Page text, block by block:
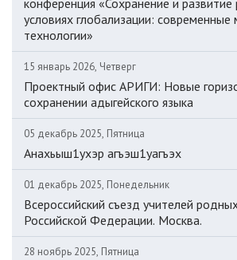
конференция «Сохранение и развитие
условиях глобализации:
технологии»
15 январь 2026, Четверг
Проектный офис АРИГИ: Новые
сохранении адыгейского языка
05 декабрь 2025, Пятница
Анахьыш1ухэр агъэш1уагъэх
01 декабрь 2025, Понедельник
Всероссийский съезд учителей
Российской Федерации. Москва.
28 ноябрь 2025, Пятница